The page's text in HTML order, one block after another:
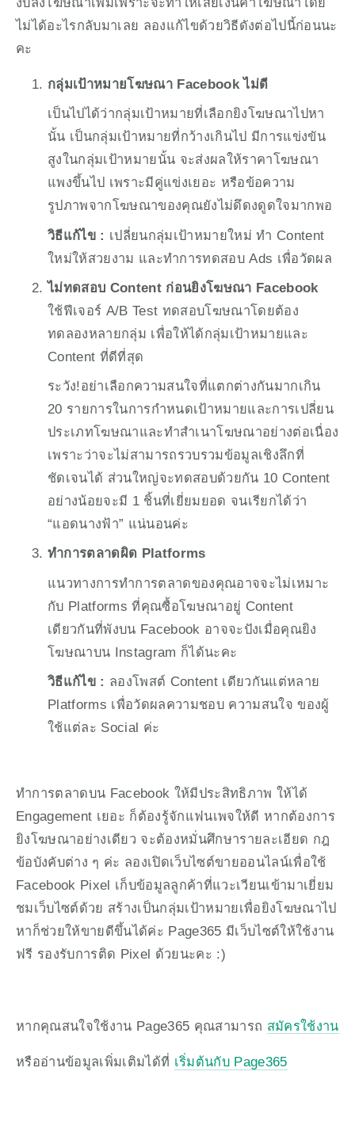
ไม่ได้อะไรกลับมาเลย ลองแก้ไขด้วยวิธีดังต่อไปนี้ก่อนนะ
คะ
กลุ่มเป้าหมายโฆษณา Facebook ไม่ดี
เป็นไปได้ว่ากลุ่มเป้าหมายที่เลือกยิงโฆษณาไปหา
นั้น เป็นกลุ่มเป้าหมายที่กว้างเกินไป มีการแข่งขัน
สูงในกลุ่มเป้าหมายนั้น จะส่งผลให้ราคาโฆษณา
แพงขึ้นไป เพราะมีคู่แข่งเยอะ หรือข้อความ
รูปภาพจากโฆษณาของคุณยังไม่ดึดงดูดใจมากพอ
วิธีแก้ไข : เปลี่ยนกลุ่มเป้าหมายใหม่ ทำ Content
ใหม่ให้สวยงาม และทำการทดสอบ Ads เพื่อวัดผล
ไม่ทดสอบ Content ก่อนยิงโฆษณา Facebook
ใช้ฟีเจอร์ A/B Test ทดสอบโฆษณาโดยต้อง
ทดลองหลายกลุ่ม เพื่อให้ได้กลุ่มเป้าหมายและ
Content ที่ดีที่สุด
ระวัง!อย่าเลือกความสนใจที่แตกต่างกันมากเกิน
20 รายการในการกำหนดเป้าหมายและการเปลี่ยน
ประเภทโฆษณาและทำสำเนาโฆษณาอย่างต่อเนื่อง
เพราะว่าจะไม่สามารถรวบรวมข้อมูลเชิงลึกที่
ชัดเจนได้ ส่วนใหญ่จะทดสอบด้วยกัน 10 Content
อย่างน้อยจะมี 1 ชิ้นที่เยี่ยมยอด จนเรียกได้ว่า
“แอดนางฟ้า” แน่นอนค่ะ
ทำการตลาดผิด Platforms
แนวทางการทำการตลาดของคุณอาจจะไม่เหมาะ
กับ Platforms ที่คุณซื้อโฆษณาอยู่ Content
เดียวกันที่พังบน Facebook อาจจะปังเมื่อคุณยิง
โฆษณาบน Instagram ก็ได้นะคะ
วิธีแก้ไข : ลองโพสต์ Content เดียวกันแต่หลาย
Platforms เพื่อวัดผลความชอบ ความสนใจ ของผู้
ใช้แต่ละ Social ค่ะ
ทำการตลาดบน Facebook ให้มีประสิทธิภาพ ให้ได้
Engagement เยอะ ก็ต้องรู้จักแฟนเพจให้ดี หากต้องการ
ยิงโฆษณาอย่างเดียว จะต้องหมั่นศึกษารายละเอียด กฎ
ข้อบังคับต่าง ๆ ค่ะ ลองเปิดเว็บไซต์ขายออนไลน์เพื่อใช้
Facebook Pixel เก็บข้อมูลลูกค้าที่แวะเวียนเข้ามาเยี่ยม
ชมเว็บไซต์ด้วย สร้างเป็นกลุ่มเป้าหมายเพื่อยิงโฆษณาไป
หาก็ช่วยให้ขายดีขึ้นได้ค่ะ Page365 มีเว็บไซต์ให้ใช้งาน
ฟรี รองรับการติด Pixel ด้วยนะคะ :)
หากคุณสนใจใช้งาน Page365 คุณสามารถ สมัครใช้งาน
หรืออ่านข้อมูลเพิ่มเติมได้ที่ เริ่มต้นกับ Page365